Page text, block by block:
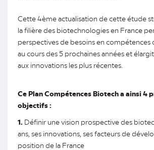
Cette 4ème actualisation de cette étude
la filière des biotechnologies en France
perspectives de besoins en compétences
au cours des 5 prochaines années et
aux innovations les plus récentes.
Ce Plan Compétences Biotech a ainsi 4
objectifs :
1. Définir une vision prospective des
ans, ses innovations, ses facteurs de
position de la France